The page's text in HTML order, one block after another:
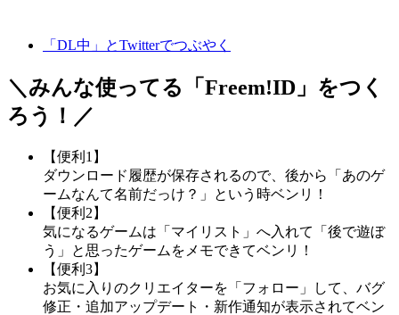
「DL中」とTwitterでつぶやく
＼みんな使ってる「 Freem!ID 」をつく
ろう！／
【便利1】
ダウンロード履歴が保存されるので、後から「あのゲ
ームなんて名前だっけ？」という時ベンリ！
【便利2】
気になるゲームは「マイリスト」へ入れて「後で遊ぼ
う」と思ったゲームをメモできてベンリ！
【便利3】
お気に入りのクリエイターを「フォロー」して、バグ
修正・追加アップデート・新作通知が表示されてベン